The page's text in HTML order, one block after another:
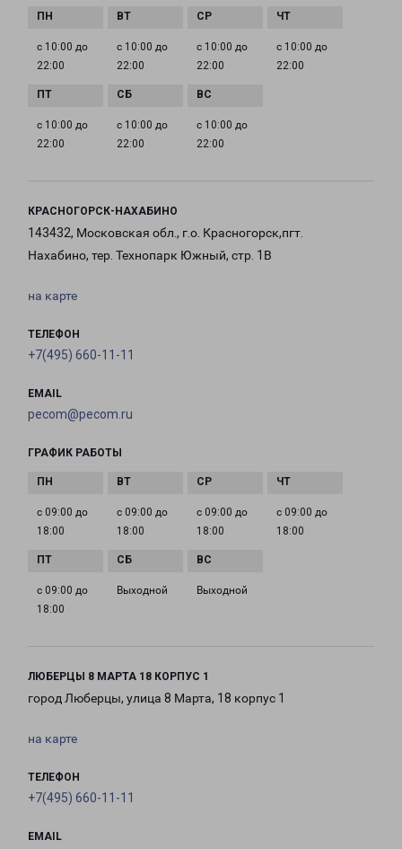
с 10:00 до
22:00
с 10:00 до
22:00
с 10:00 до
22:00
с 10:00 до
22:00
с 10:00 до
22:00
с 10:00 до
22:00
с 10:00 до
22:00
КРАСНОГОРСК-НАХАБИНО
143432, Московская обл., г.о. Красногорск,пгт.
Нахабино, тер. Технопарк Южный, стр. 1В
на карте
ТЕЛЕФОН
+7(495) 660-11-11
EMAIL
pecom@pecom.ru
ГРАФИК РАБОТЫ
с 09:00 до
18:00
с 09:00 до
18:00
с 09:00 до
18:00
с 09:00 до
18:00
с 09:00 до
18:00
Выходной Выходной
ЛЮБЕРЦЫ 8 МАРТА 18 КОРПУС 1
город Люберцы, улица 8 Марта, 18 корпус 1
на карте
ТЕЛЕФОН
+7(495) 660-11-11
EMAIL